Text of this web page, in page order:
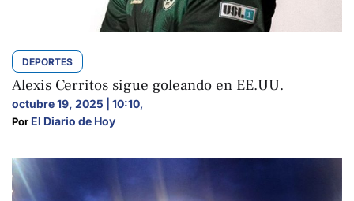
DEPORTES
Alexis Cerritos sigue goleando en EE.UU.
octubre 19, 2025 | 10:10,
Por El Diario de Hoy